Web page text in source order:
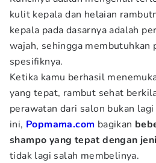
kulit kepala dan helaian
kepala pada dasarnya adalah
wajah, sehingga membutuhkan
spesifiknya.
Ketika kamu berhasil
yang tepat, rambut sehat
perawatan dari salon bukan
ini, Popmama.com bagikan
shampo yang tepat dengan
tidak lagi salah membelinya.